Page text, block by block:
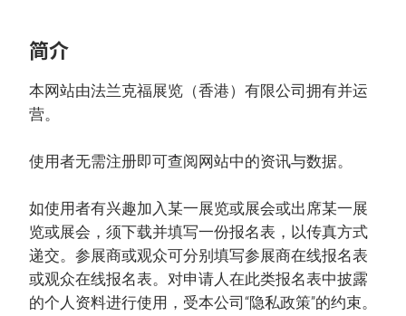
简介
本网站由法兰克福展览（香港）有限公司拥有并运
营。
使用者无需注册即可查阅网站中的资讯与数据。
如使用者有兴趣加入某一展览或展会或出席某一展
览或展会，须下载并填写一份报名表，以传真方式
递交。参展商或观众可分别填写参展商在线报名表
或观众在线报名表。对申请人在此类报名表中披露
的个人资料进行使用，受本公司“隐私政策”的约束。